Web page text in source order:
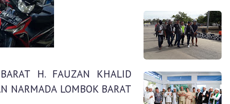
H. FAUZAN KHALID
NARMADA LOMBOK BARAT